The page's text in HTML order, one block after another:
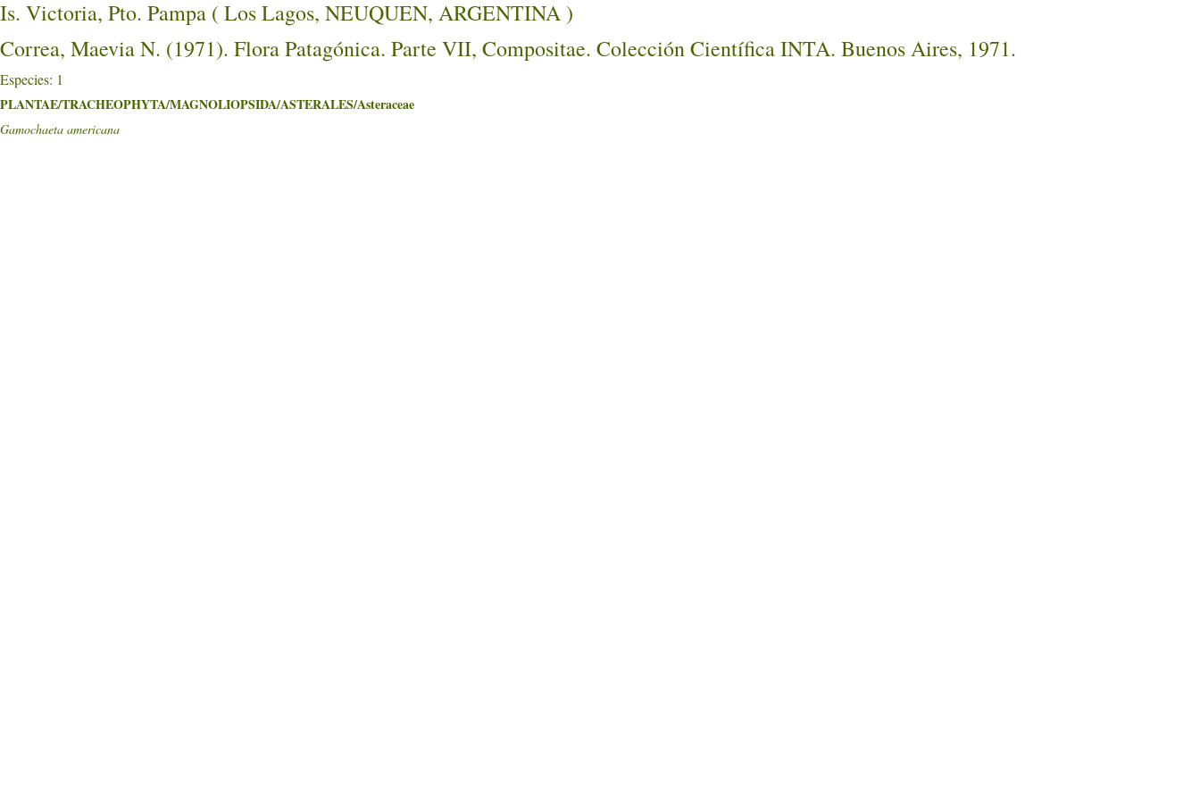
Is. Victoria, Pto. Pampa ( Los Lagos, NEUQUEN, ARGENTINA )
Correa, Maevia N. (1971). Flora Patagónica. Parte VII, Compositae. Colección Científica INTA. Buenos Aires, 1971.
Especies: 1
PLANTAE/TRACHEOPHYTA/MAGNOLIOPSIDA/ASTERALES/Asteraceae
Gamochaeta americana